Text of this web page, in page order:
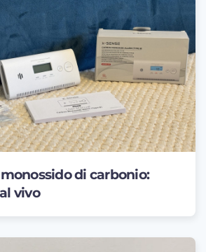
di carbonio:
vivo